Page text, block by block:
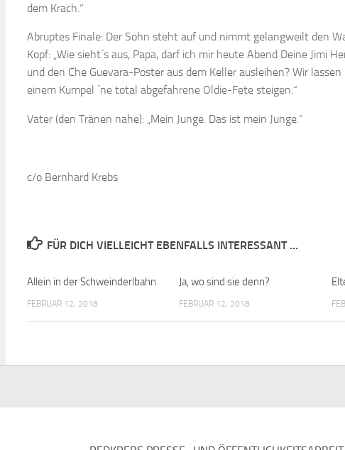
dem Krach.“
Abruptes Finale: Der Sohn steht auf und nimmt gelangweilt den
Kopf: „Wie sieht´s aus, Papa, darf ich mir heute Abend Deine Jimi
und den Che Guevara-Poster aus dem Keller ausleihen? Wir
einem Kumpel ´ne total abgefahrene Oldie-Fete steigen.“
Vater (den Tränen nahe): „Mein Junge. Das ist mein Junge.“
c/o Bernhard Krebs
FÜR DICH VIELLEICHT EBENFALLS INTERESSANT …
Allein in der Schweinderlbahn
FEBRUAR 12, 2018
Ja, wo sind sie denn?
FEBRUAR 12, 2018